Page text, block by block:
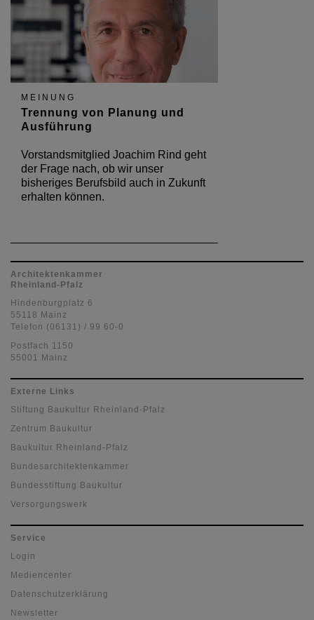
MEINUNG
Trennung von Planung und
Ausführung
Vorstandsmitglied Joachim Rind geht
der Frage nach, ob wir unser
bisheriges Berufsbild auch in Zukunft
erhalten können.
Architektenkammer
Rheinland-Pfalz
Hindenburgplatz 6
55118 Mainz
Telefon (06131) / 99 60-0
Postfach 1150
55001 Mainz
Externe Links
Stiftung Baukultur Rheinland-Pfalz
Zentrum Baukultur
Baukultur Rheinland-Pfalz
Bundesarchitektenkammer
Bundesstiftung Baukultur
Versorgungswerk
Service
Login
Mediencenter
Datenschutzerklärung
Newsletter